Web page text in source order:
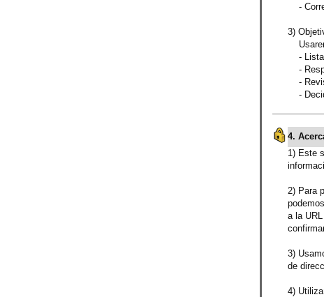
-
3)
- Lista
-
-
-
4.
1) Este
2) Para
a la
3)
de
4)